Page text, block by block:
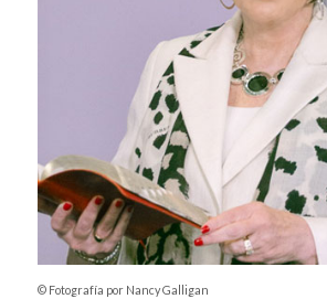
© Fotografía por Nancy Galligan